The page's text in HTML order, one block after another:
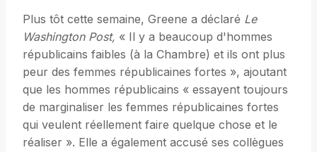
Plus tôt cette semaine, Greene a déclaré Le
Washington Post, « Il y a beaucoup d'hommes
républicains faibles (à la Chambre) et ils ont plus
peur des femmes républicaines fortes », ajoutant
que les hommes républicains « essayent toujours
de marginaliser les femmes républicaines fortes
qui veulent réellement faire quelque chose et le
réaliser ». Elle a également accusé ses collègues